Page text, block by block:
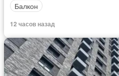
Балкон
12 часов назад